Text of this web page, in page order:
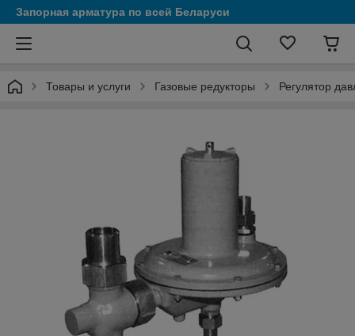
Запорная арматура по всей Беларуси
Товары и услуги Газовые редукторы Регулятор